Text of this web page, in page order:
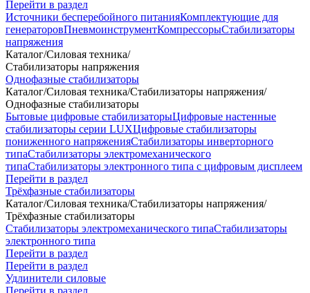
Перейти в раздел
Источники бесперебойного питанияКомплектующие для
генераторовПневмоинструментКомпрессорыСтабилизаторы
напряжения
Каталог/Силовая техника/
Стабилизаторы напряжения
Однофазные стабилизаторы
Каталог/Силовая техника/Стабилизаторы напряжения/
Однофазные стабилизаторы
Бытовые цифровые стабилизаторыЦифровые настенные
стабилизаторы серии LUXЦифровые стабилизаторы
пониженного напряженияСтабилизаторы инверторного
типаСтабилизаторы электромеханического
типаСтабилизаторы электронного типа с цифровым дисплеем
Перейти в раздел
Трёхфазные стабилизаторы
Каталог/Силовая техника/Стабилизаторы напряжения/
Трёхфазные стабилизаторы
Стабилизаторы электромеханического типаСтабилизаторы
электронного типа
Перейти в раздел
Перейти в раздел
Удлинители силовые
Перейти в раздел